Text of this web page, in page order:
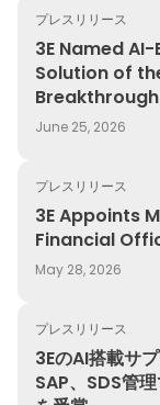
プレスリリース
3E Named
Solution of
June 25, 2026
3E Named AI-
プレスリリース
3E Appoints
Financial
May 28, 2026
3E Appoints
プレスリリース
3EのAI搭載サ
SAP、SDS管
3EのAI搭載サプ